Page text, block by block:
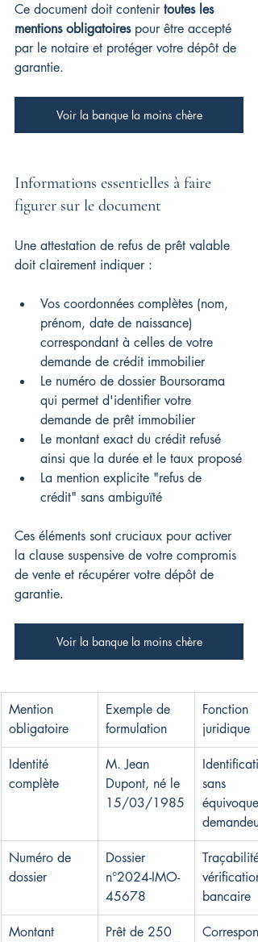
Ce document doit contenir toutes les
mentions obligatoires pour être accepté
par le notaire et protéger votre dépôt de
garantie.
Voir la banque la moins chère
Informations essentielles à faire
figurer sur le document
Une attestation de refus de prêt valable
doit clairement indiquer :
Vos coordonnées complètes (nom,
prénom, date de naissance)
correspondant à celles de votre
demande de crédit immobilier
Le numéro de dossier Boursorama
qui permet d'identifier votre
demande de prêt immobilier
Le montant exact du crédit refusé
ainsi que la durée et le taux proposé
La mention explicite "refus de
crédit" sans ambiguïté
Ces éléments sont cruciaux pour activer
la clause suspensive de votre compromis
de vente et récupérer votre dépôt de
garantie.
Voir la banque la moins chère
Mention
obligatoire
Exemple de
formulation
Fonction
juridique
Identité
complète
M. Jean
Dupont, né le
15/03/1985
sans
demandeur
Numéro de
dossier
Dossier
n°2024-IMO-
45678
vérification
bancaire
Montant
Prêt de 250